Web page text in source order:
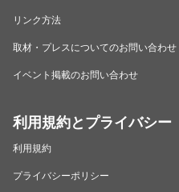
リンク方法
取材・プレスについてのお問い合わせ
イベント掲載のお問い合わせ
利用規約とプライバシー
利用規約
プライバシーポリシー